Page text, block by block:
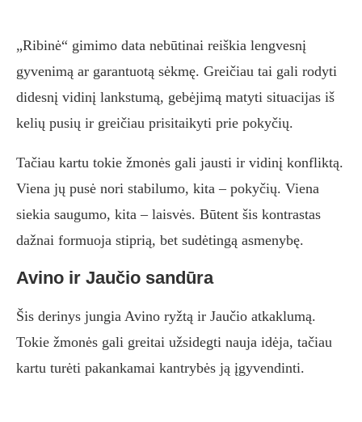
„Ribinė“ gimimo data nebūtinai reiškia lengvesnį
gyvenimą ar garantuotą sėkmę. Greičiau tai gali rodyti
didesnį vidinį lankstumą, gebėjimą matyti situacijas iš
kelių pusių ir greičiau prisitaikyti prie pokyčių.
Tačiau kartu tokie žmonės gali jausti ir vidinį konfliktą.
Viena jų pusė nori stabilumo, kita – pokyčių. Viena
siekia saugumo, kita – laisvės. Būtent šis kontrastas
dažnai formuoja stiprią, bet sudėtingą asmenybę.
Avino ir Jaučio sandūra
Šis derinys jungia Avino ryžtą ir Jaučio atkaklumą.
Tokie žmonės gali greitai užsidegti nauja idėja, tačiau
kartu turėti pakankamai kantrybės ją įgyvendinti.